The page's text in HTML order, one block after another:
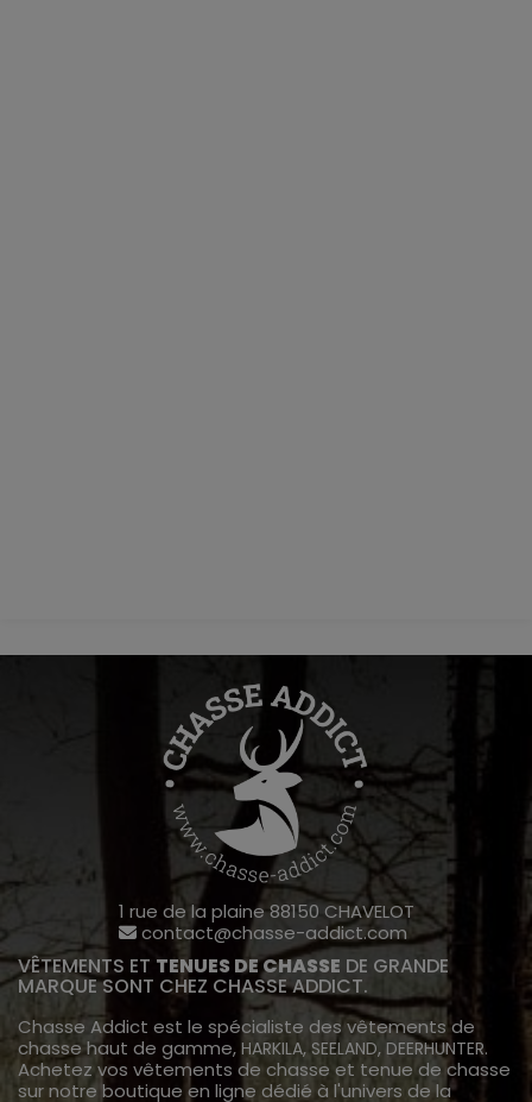
1 rue de la plaine 88150 CHAVELOT
contact@chasse-addict.com
VÊTEMENTS ET TENUES DE CHASSE DE GRANDE
MARQUE SONT CHEZ CHASSE ADDICT.
Chasse Addict est le spécialiste des vêtements de
chasse haut de gamme, HARKILA, SEELAND, DEERHUNTER.
Achetez vos vêtements de chasse et tenue de chasse
sur notre boutique en ligne dédié à l'univers de la